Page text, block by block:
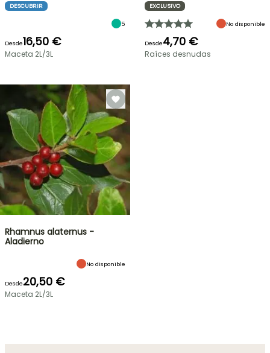
DESCUBRIR
5
Desde16,50 €
Maceta 2L/3L
EXCLUSIVO
No disponible
Desde4,70 €
Raíces desnudas
Rhamnus alaternus -
Aladierno
No disponible
Desde20,50 €
Maceta 2L/3L